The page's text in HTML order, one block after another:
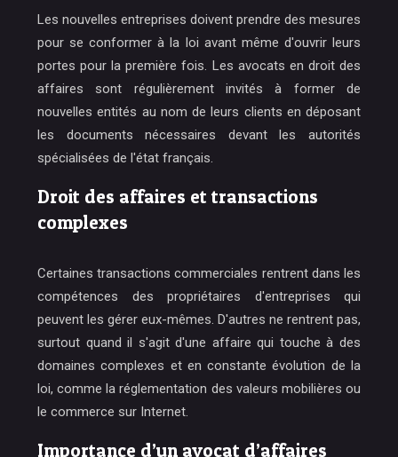
Les nouvelles entreprises doivent prendre des mesures
pour se conformer à la loi avant même d'ouvrir leurs
portes pour la première fois. Les avocats en droit des
affaires sont régulièrement invités à former de
nouvelles entités au nom de leurs clients en déposant
les documents nécessaires devant les autorités
spécialisées de l'état français.
Droit des affaires et transactions
complexes
Certaines transactions commerciales rentrent dans les
compétences des propriétaires d'entreprises qui
peuvent les gérer eux-mêmes. D'autres ne rentrent pas,
surtout quand il s'agit d'une affaire qui touche à des
domaines complexes et en constante évolution de la
loi, comme la réglementation des valeurs mobilières ou
le commerce sur Internet.
Importance d’un avocat d’affaires